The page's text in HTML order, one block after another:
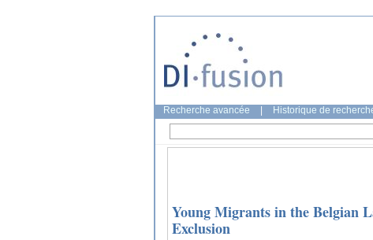
Recherche avancée Historique de
Young Migrants in the Belgian
Exclusion